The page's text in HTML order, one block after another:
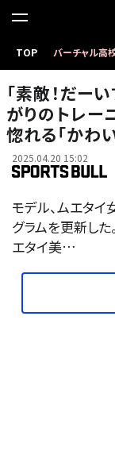
TOP バーチャル高
「素敵！だー
がりのトレー
惚れる「かわ
2025.04.20 15:02
モデル、ムエタ
グラムを更新した
エタイ美…